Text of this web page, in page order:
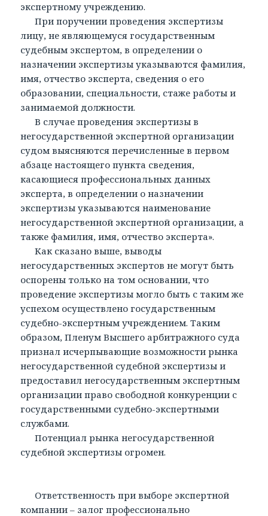
экспертному учреждению.
При поручении проведения экспертизы
лицу, не являющемуся государственным
судебным экспертом, в определении о
назначении экспертизы указываются фамилия,
имя, отчество эксперта, сведения о его
образовании, специальности, стаже работы и
занимаемой должности.
В случае проведения экспертизы в
негосударственной экспертной организации
судом выясняются перечисленные в первом
абзаце настоящего пункта сведения,
касающиеся профессиональных данных
эксперта, в определении о назначении
экспертизы указываются наименование
негосударственной экспертной организации, а
также фамилия, имя, отчество эксперта».
Как сказано выше, выводы
негосударственных экспертов не могут быть
оспорены только на том основании, что
проведение экспертизы могло быть с таким же
успехом осуществлено государственным
судебно-экспертным учреждением. Таким
образом, Пленум Высшего арбитражного суда
признал исчерпывающие возможности рынка
негосударственной судебной экспертизы и
предоставил негосударственным экспертным
организации право свободной конкуренции с
государственными судебно-экспертными
службами.
Потенциал рынка негосударственной
судебной экспертизы огромен.
Ответственность при выборе экспертной
компании – залог профессионально